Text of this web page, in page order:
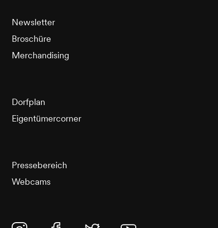
Newsletter
Broschüre
Merchandising
Dorfplan
Eigentümercorner
Pressebereich
Webcams